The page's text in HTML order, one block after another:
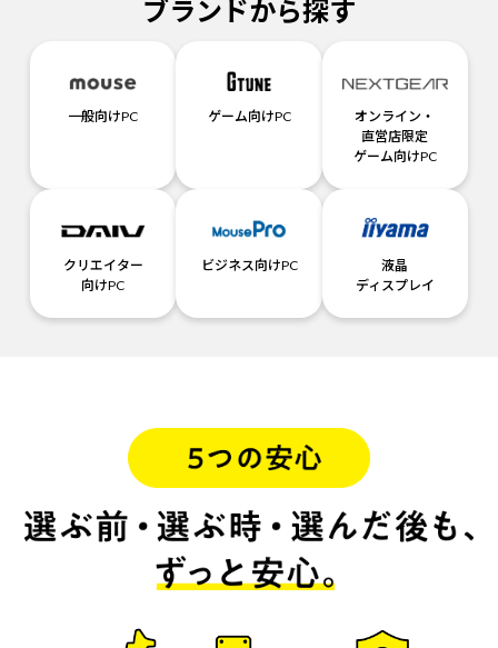
ブランドから探す
一般向けPC ゲーム向けPC
オンライン・
直営店限定
ゲーム向けPC
クリエイター
向けPC
ビジネス向けPC
液晶
ディスプレイ